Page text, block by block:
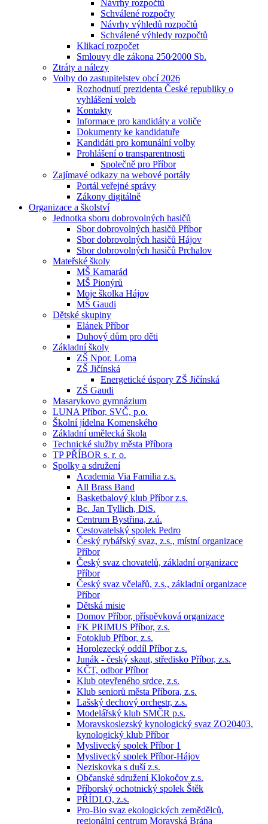
Návrhy rozpočtů
Schválené rozpočty
Návrhy výhledů rozpočtů
Schválené výhledy rozpočtů
Klikací rozpočet
Smlouvy dle zákona 250⁄2000 Sb.
Ztráty a nálezy
Volby do zastupitelstev obcí 2026
Rozhodnutí prezidenta České republiky o
vyhlášení voleb
Kontakty
Informace pro kandidáty a voliče
Dokumenty ke kandidatuře
Kandidáti pro komunální volby
Prohlášení o transparentnosti
Společně pro Příbor
Zajímavé odkazy na webové portály
Portál veřejné správy
Zákony digitálně
Organizace a školství
Jednotka sboru dobrovolných hasičů
Sbor dobrovolných hasičů Příbor
Sbor dobrovolných hasičů Hájov
Sbor dobrovolných hasičů Prchalov
Mateřské školy
MŠ Kamarád
MŠ Pionýrů
Moje školka Hájov
MŠ Gaudi
Dětské skupiny
Elánek Příbor
Duhový dům pro děti
Základní školy
ZŠ Npor. Loma
ZŠ Jičínská
Energetické úspory ZŠ Jičínská
ZŠ Gaudi
Masarykovo gymnázium
LUNA Příbor, SVČ, p.o.
Školní jídelna Komenského
Základní umělecká škola
Technické služby města Příbora
TP PŘÍBOR s. r. o.
Spolky a sdružení
Academia Via Familia z.s.
All Brass Band
Basketbalový klub Příbor z.s.
Bc. Jan Tyllich, DiS.
Centrum Bystřina, z.ú.
Cestovatelský spolek Pedro
Český rybářský svaz, z.s., místní organizace
Příbor
Český svaz chovatelů, základní organizace
Příbor
Český svaz včelařů, z.s., základní organizace
Příbor
Dětská misie
Domov Příbor, příspěvková organizace
FK PRIMUS Příbor, z.s.
Fotoklub Příbor, z.s.
Horolezecký oddíl Příbor z.s.
Junák - český skaut, středisko Příbor, z.s.
KČT, odbor Příbor
Klub otevřeného srdce, z.s.
Klub seniorů města Příbora, z.s.
Lašský dechový orchestr, z.s.
Modelářský klub SMČR p.s.
Moravskoslezský kynologický svaz ZO20403,
kynologický klub Příbor
Myslivecký spolek Příbor 1
Myslivecký spolek Příbor-Hájov
Neziskovka s duší z.s.
Občanské sdružení Klokočov z.s.
Příborský ochotnický spolek Štěk
PŘÍDLO, z.s.
Pro-Bio svaz ekologických zemědělců,
regionální centrum Moravská Brána